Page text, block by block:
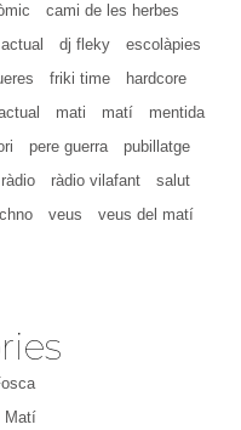
cami de les herbes
dj fleky
escolàpies
friki time
hardcore
mati matí
mentida
pere guerra
pubillatge
ràdio ràdio vilafant
salut
veus
veus del matí
Matí